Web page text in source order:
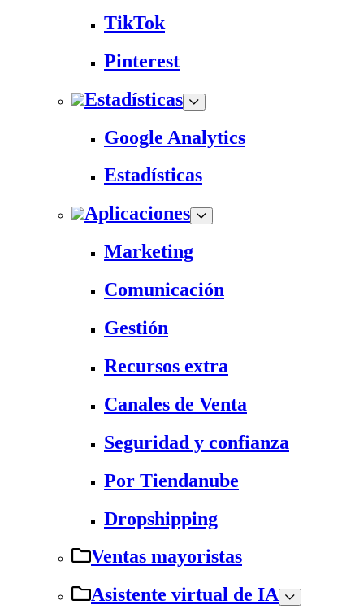
TikTok
Pinterest
Estadísticas
Google Analytics
Estadísticas
Aplicaciones
Marketing
Comunicación
Gestión
Recursos extra
Canales de Venta
Seguridad y confianza
Por Tiendanube
Dropshipping
Ventas mayoristas
Asistente virtual de IA